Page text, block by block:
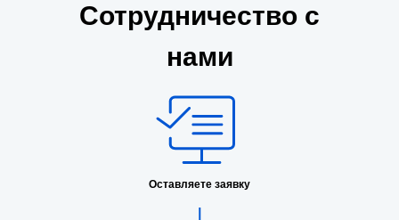
Оставляете заявку
Сотрудничество с
нами